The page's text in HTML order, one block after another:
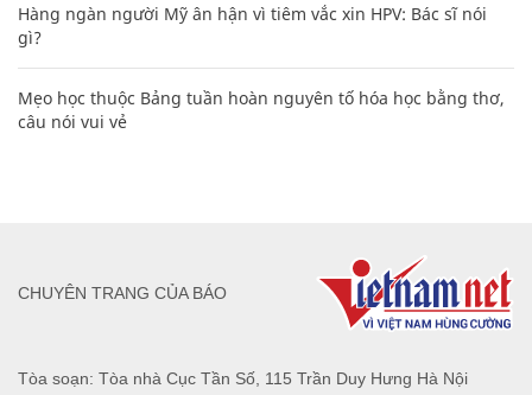
Hàng ngàn người Mỹ ân hận vì tiêm vắc xin HPV: Bác sĩ nói
gì?
Mẹo học thuộc Bảng tuần hoàn nguyên tố hóa học bằng thơ,
câu nói vui vẻ
Tòa soạn: Tòa nhà Cục Tần Số, 115 Trần Duy Hưng Hà Nội
CHUYÊN TRANG CỦA BÁO